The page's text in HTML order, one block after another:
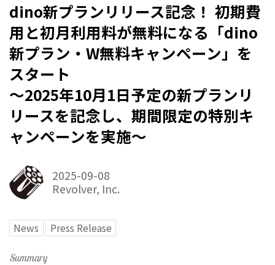
dino新プランリリース記念！ 初期費
用と初月利用料が無料になる「dino
新プラン・W無料キャンペーン」を
スタート
〜2025年10月1日予定の新プランリ
リースを記念し、期間限定の特別キ
ャンペーンを実施〜
2025-09-08
Revolver, Inc.
News Press Release